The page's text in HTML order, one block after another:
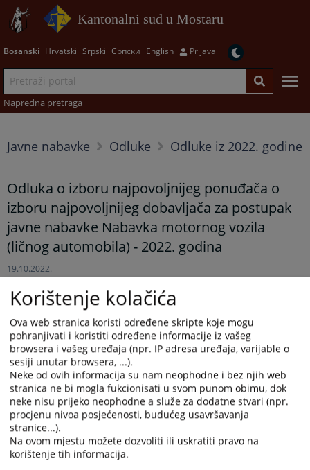
Kantonalni sud u Mostaru
Bosanski Hrvatski Srpski Српски English Prijava
Napredna pretraga
Javne nabavke Odluke Odluke iz 2022. godine
Odluka o izboru najpovoljnijeg ponuđača o
izboru najpovoljnijeg dobavljača za postupak
javne nabavke Nabavka motornog vozila
(ličnog automobila) - 2022. godina
19.10.2022.
Na osnovu važećih pozitivnih propisa te na prijedlog komisije
predsjednik suda je donio odluku o izboru najpovoljnijeg
ponuđača.
Prikazana vijest je na: Bosanski jezik
Prateći dokumenti
Odluka o odabiru za 2022
364
Korištenje kolačića
Ova web stranica koristi određene skripte koje mogu
pohranjivati i koristiti određene informacije iz vašeg
browsera i vašeg uređaja (npr. IP adresa uređaja, varijable o
sesiji unutar browsera, ...).
Neke od ovih informacija su nam neophodne i bez njih web
stranica ne bi mogla fukcionisati u svom punom obimu, dok
neke nisu prijeko neophodne a služe za dodatne stvari (npr.
procjenu nivoa posjećenosti, budućeg usavršavanja
stranice...).
Na ovom mjestu možete dozvoliti ili uskratiti pravo na
korištenje tih informacija.